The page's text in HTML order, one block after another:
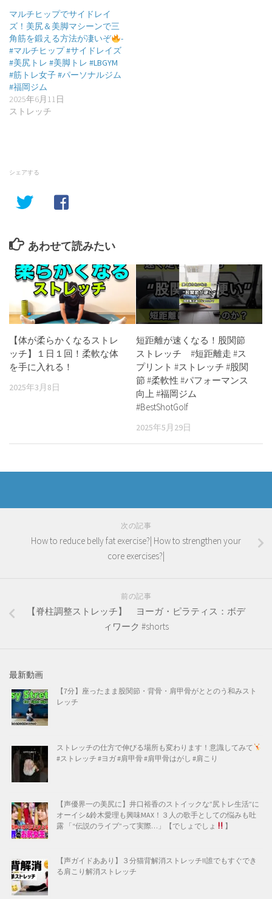
マルチヒップでサイドレイ
ズ！美尻＆美脚マシーンで三
角筋を鍛える方法が凄いぞ
-
#マルチヒップ #サイドレイズ
#美尻トレ #美脚トレ #LBGYM
#筋トレ女子 #パーソナルジム
#福岡ジム
2025年6月11日
ストレッチ
シェアする
あわせて読みたい
【体が柔らかくなるストレ
ッチ】１日１回！柔軟な体
を手に入れる！
2025年3月8日
短距離が速くなる！股関節
ストレッチ #短距離走 #ス
プリント #ストレッチ #股関
節 #柔軟性 #パフォーマンス
向上 #福岡ジム
#BestShotGolf
2025年5月29日
次の記事
How to reduce belly fat exercise?| How to strengthen your
core exercises?|
前の記事
【脊柱調整ストレッチ】 ヨーガ・ピラティス：ボデ
ィワーク #shorts
最新動画
【7分】座ったまま股関節・背骨・肩甲骨がととのう和みスト
レッチ
ストレッチの仕方で伸びる場所も変わります！意識してみて
#ストレッチ #ヨガ #肩甲骨 #肩甲骨はがし #肩こり
【声優界一の美尻に】井口裕香のストイックな”尻トレ生活”に
オーイシ&鈴木愛理も興味MAX！３人の歌手としての悩みも吐
露 「“伝説のライブ”って実際…」【でしょでしょ
】
【声ガイドああり】３分猫背解消ストレッチ!!誰でもすぐでき
る肩こり解消ストレッチ